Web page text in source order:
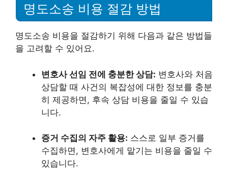
명도소송 비용 절감 방법
명도소송 비용을 절감하기 위해 다음과 같은 방법들
을 고려할 수 있어요.
변호사 선임 전에 충분한 상담: 변호사와 처음
상담할 때 사건의 복잡성에 대한 정보를 충분
히 제공하면, 후속 상담 비용을 줄일 수 있습
니다.
증거 수집의 자주 활용: 스스로 일부 증거를
수집하면, 변호사에게 맡기는 비용을 줄일 수
있습니다.